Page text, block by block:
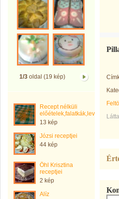
1/3oldal (19 kép)
Recept nélküli
13 kép
Józsi receptjei
44 kép
Öhl Krisztina
receptjei
2 kép
Alíz